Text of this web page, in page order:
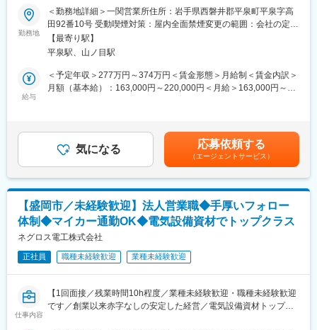
開示。25年2月期決算は過去最高売上の約4,967億円を記録してい
ます。
（2）年齢や経験にかかわらず、スピード昇給・昇格が可能
入社者の定性＋定量の両面で明確な評価基準を設定。個人ノルマ
は無く店舗で予算を追っているため、チーム全体で頑張れる仕組
みとなっています。未経験から1年で店長昇格した実例も多数あ
多さ：
安定した集客＋世界最大級の中古車データベースを保有。平均し
て月間約30～40件の商談に対して、成約率は約50％！
年齢・入社歴関係なく全社員に挑戦の機会が与えられます。店舗
経営者を目指せる「ストアプロ制度」、本部へのキャリアチェン
ジなど選択肢も豊富。一人ひとりのなりたい姿、描きたいキャリ
アを実現できます。
■入社後の教育体制：
現場にて段階的なOJTを実施。
【未経験が活躍できる理由】
https://www.wantedly.com/companies/idom/post_articles/970516
■職務概要：
当社の一関営業所にて、下記業務をお任せいたします。
・販売、リース、レンタル業務
・書類作成などの事務業務
※新規1割、既存9割の営業
※担当エリア：車で1時間ほどの範囲内、泊りがけの出張無し
※マイカー営業で車種がトヨタでない場合には、買い替えいただく
必要がございます。
■入社後について：
ご入社後、1週間ほど本社で行う研修に参加し、3週間ほどかけて
お任せして少しずつ業務に慣れていただきます。これまで完全未
経験での中途入社者社員も多く活躍中で、先輩のサポートやトヨ
タのWEB研修などもございますので、未経験の方でも安心して就
業可能です。
■組織構成：
・盛岡支店：プレイングマネージャー含め5名（40代2名、20代3
・一関営業所：メンバー3名（50代、40代、30代）
勤務地
＜勤務地詳細＞一関営業所住所：岩手県西磐井郡平泉町平泉字高
田92番10号 受動喫煙対策：屋内全面禁煙変更の範囲：会社の定め
る事業所
【最寄り駅】
平泉駅、山ノ目駅
給与
＜予定年収＞277万円～374万円＜賃金形態＞月給制＜賃金内訳＞
月額（基本給）：163,000円～220,000円＜月給＞163,000円～
気になる 応募依頼する
（エージェントサービス）
【盛岡市／未経験歓迎】法人営業職◆手厚いフォロー
体制◆マイカー通勤OK◆電気設備資材でトップクラス
ネグロス電工株式会社
正社員 職種未経験歓迎 業種未経験歓迎
仕事内容
【1回面接／残業時間10h程度／業種未経験歓迎・職種未経験歓迎
です／創業以来赤字なしの安定した経営／電気設備資材トップク